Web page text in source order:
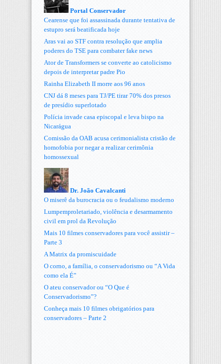
Portal Conservador
Cearense que foi assassinada durante tentativa de
estupro será beatificada hoje
Aras vai ao STF contra resolução que amplia
poderes do TSE para combater fake news
Ator de Transformers se converte ao catolicismo
depois de interpretar padre Pio
Rainha Elizabeth II morre aos 96 anos
CNJ dá 8 meses para TJ/PE tirar 70% dos presos
de presídio superlotado
Polícia invade casa episcopal e leva bispo na
Nicarágua
Comissão da OAB acusa cerimonialista cristão de
homofobia por negar a realizar cerimônia
homossexual
Dr. João Cavalcanti
O miserê da burocracia ou o feudalismo moderno
Lumpemproletariado, violência e desarmamento
civil em prol da Revolução
Mais 10 filmes conservadores para você assistir –
Parte 3
A Matrix da promiscuidade
O corno, a família, o conservadorismo ou “A Vida
como ela É”
O ateu conservador ou “O Que é
Conservadorismo”?
Conheça mais 10 filmes obrigatórios para
conservadores – Parte 2